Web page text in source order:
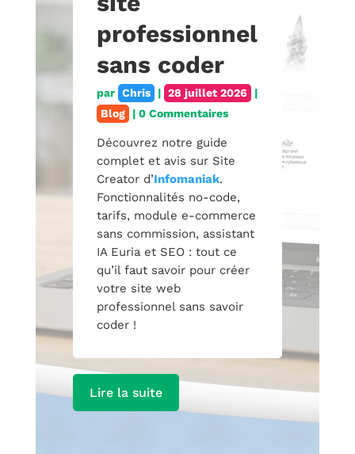
professionnel
sans coder
par Chris | 28 juillet 2026
|
Blog
| 0 Commentaires
Découvrez notre guide
complet et avis sur Site
Creator d’Infomaniak.
Fonctionnalités no-code,
tarifs, module e-commerce
sans commission, assistant
IA Euria et SEO : tout ce
qu’il faut savoir pour créer
votre site web
professionnel sans savoir
coder !
Lire la suite